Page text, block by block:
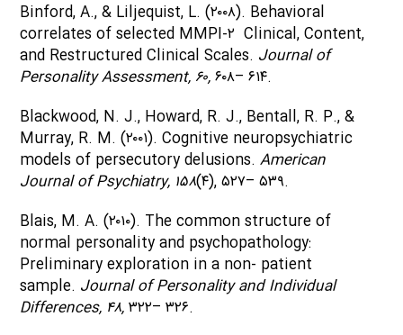
Binford, A., & Liljequist, L. (۲۰۰۸). Behavioral
correlates of selected MMPI-۲ Clinical, Content,
and Restructured Clinical Scales. Journal of
Personality Assessment, ۶۰,۶۰۸– ۶۱۴.
Blackwood, N. J., Howard, R. J., Bentall, R. P., &
Murray, R. M. (۲۰۰۱). Cognitive neuropsychiatric
models of persecutory delusions.American
Journal of Psychiatry, ۱۵۸(۴), ۵۲۷– ۵۳۹.
Blais, M. A. (۲۰۱۰). The common structure of
normal personality and psychopathology:
Preliminary exploration in a non- patient
sample. Journal of Personality and Individual
Differences, ۴۸,۳۲۲– ۳۲۶.